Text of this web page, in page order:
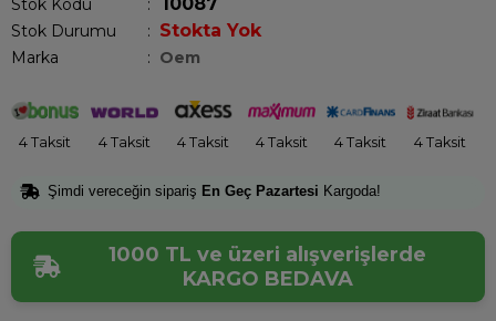
Stok Kodu
Stok Durumu : Stokta Yok
Marka : Oem
4 Taksit 4 Taksit 4 Taksit 4 Taksit 4 Taksit 4 Taksit
Şimdi vereceğin sipariş En Geç Pazartesi Kargoda!
1000 TL ve üzeri alışverişlerde
KARGO BEDAVA